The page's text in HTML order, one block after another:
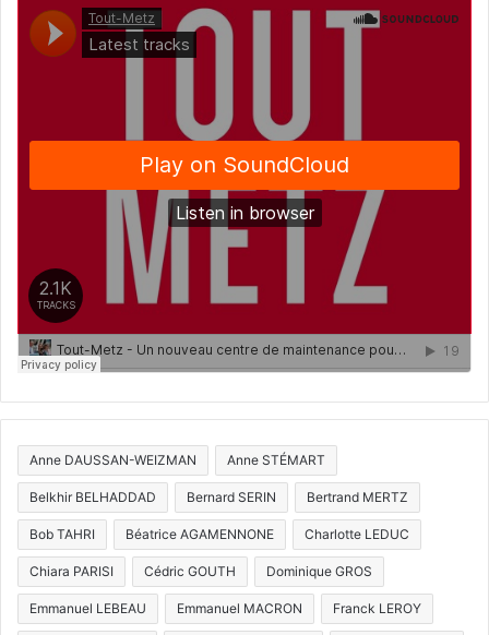
Anne DAUSSAN-WEIZMAN Anne STÉMART
Belkhir BELHADDAD Bernard SERIN Bertrand MERTZ
Bob TAHRI Béatrice AGAMENNONE Charlotte LEDUC
Chiara PARISI Cédric GOUTH Dominique GROS
Emmanuel LEBEAU Emmanuel MACRON Franck LEROY